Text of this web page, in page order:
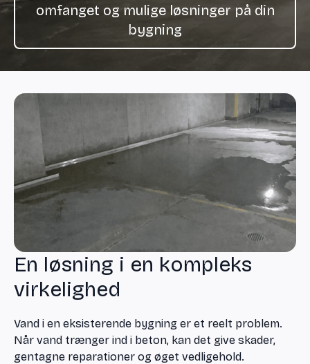
omfanget og mulige løsninger på din
bygning
En løsning i en kompleks
virkelighed
Vand i en eksisterende bygning er et reelt problem.
Når vand trænger ind i beton, kan det give skader,
gentagne reparationer og øget vedligehold.